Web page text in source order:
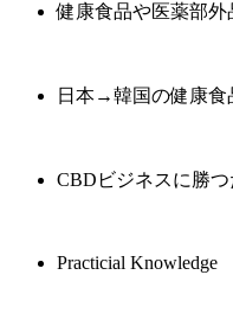
健康食品や医薬部外
日本→韓国の健康食
CBDビジネスに勝
Practicial Knowledge